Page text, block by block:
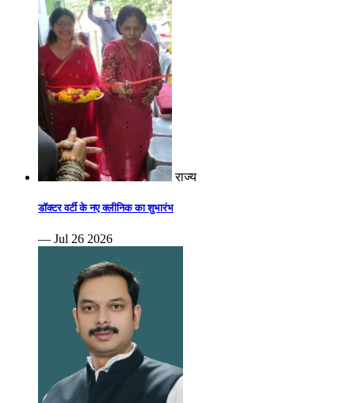
राज्य
डॉक्टर वर्टी के नए क्लीनिक का शुभारंभ
— Jul 26 2026